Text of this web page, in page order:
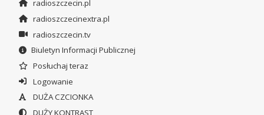
radioszczecin.pl
radioszczecinextra.pl
radioszczecin.tv
Biuletyn Informacji Publicznej
Posłuchaj teraz
Logowanie
DUŻA CZCIONKA
DUŻY KONTRAST